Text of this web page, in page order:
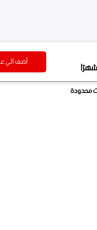
أضف الي عربة التسوق
أضف الي عربة التسوق